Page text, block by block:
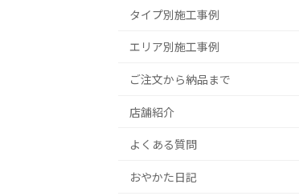
タイプ別施工事例
エリア別施工事例
ご注文から納品まで
店舗紹介
よくある質問
おやかた日記